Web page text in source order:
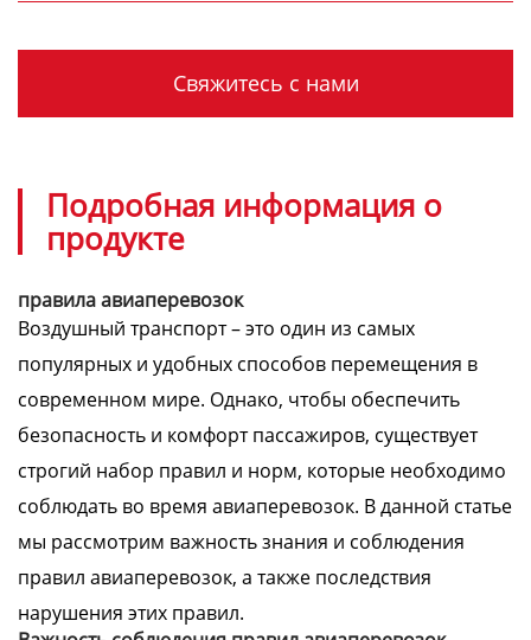
Свяжитесь с нами
Подробная информация о
продукте
правила авиаперевозок
Воздушный транспорт – это один из самых
популярных и удобных способов перемещения в
современном мире. Однако, чтобы обеспечить
безопасность и комфорт пассажиров, существует
строгий набор правил и норм, которые необходимо
соблюдать во время авиаперевозок. В данной статье
мы рассмотрим важность знания и соблюдения
правил авиаперевозок, а также последствия
нарушения этих правил.